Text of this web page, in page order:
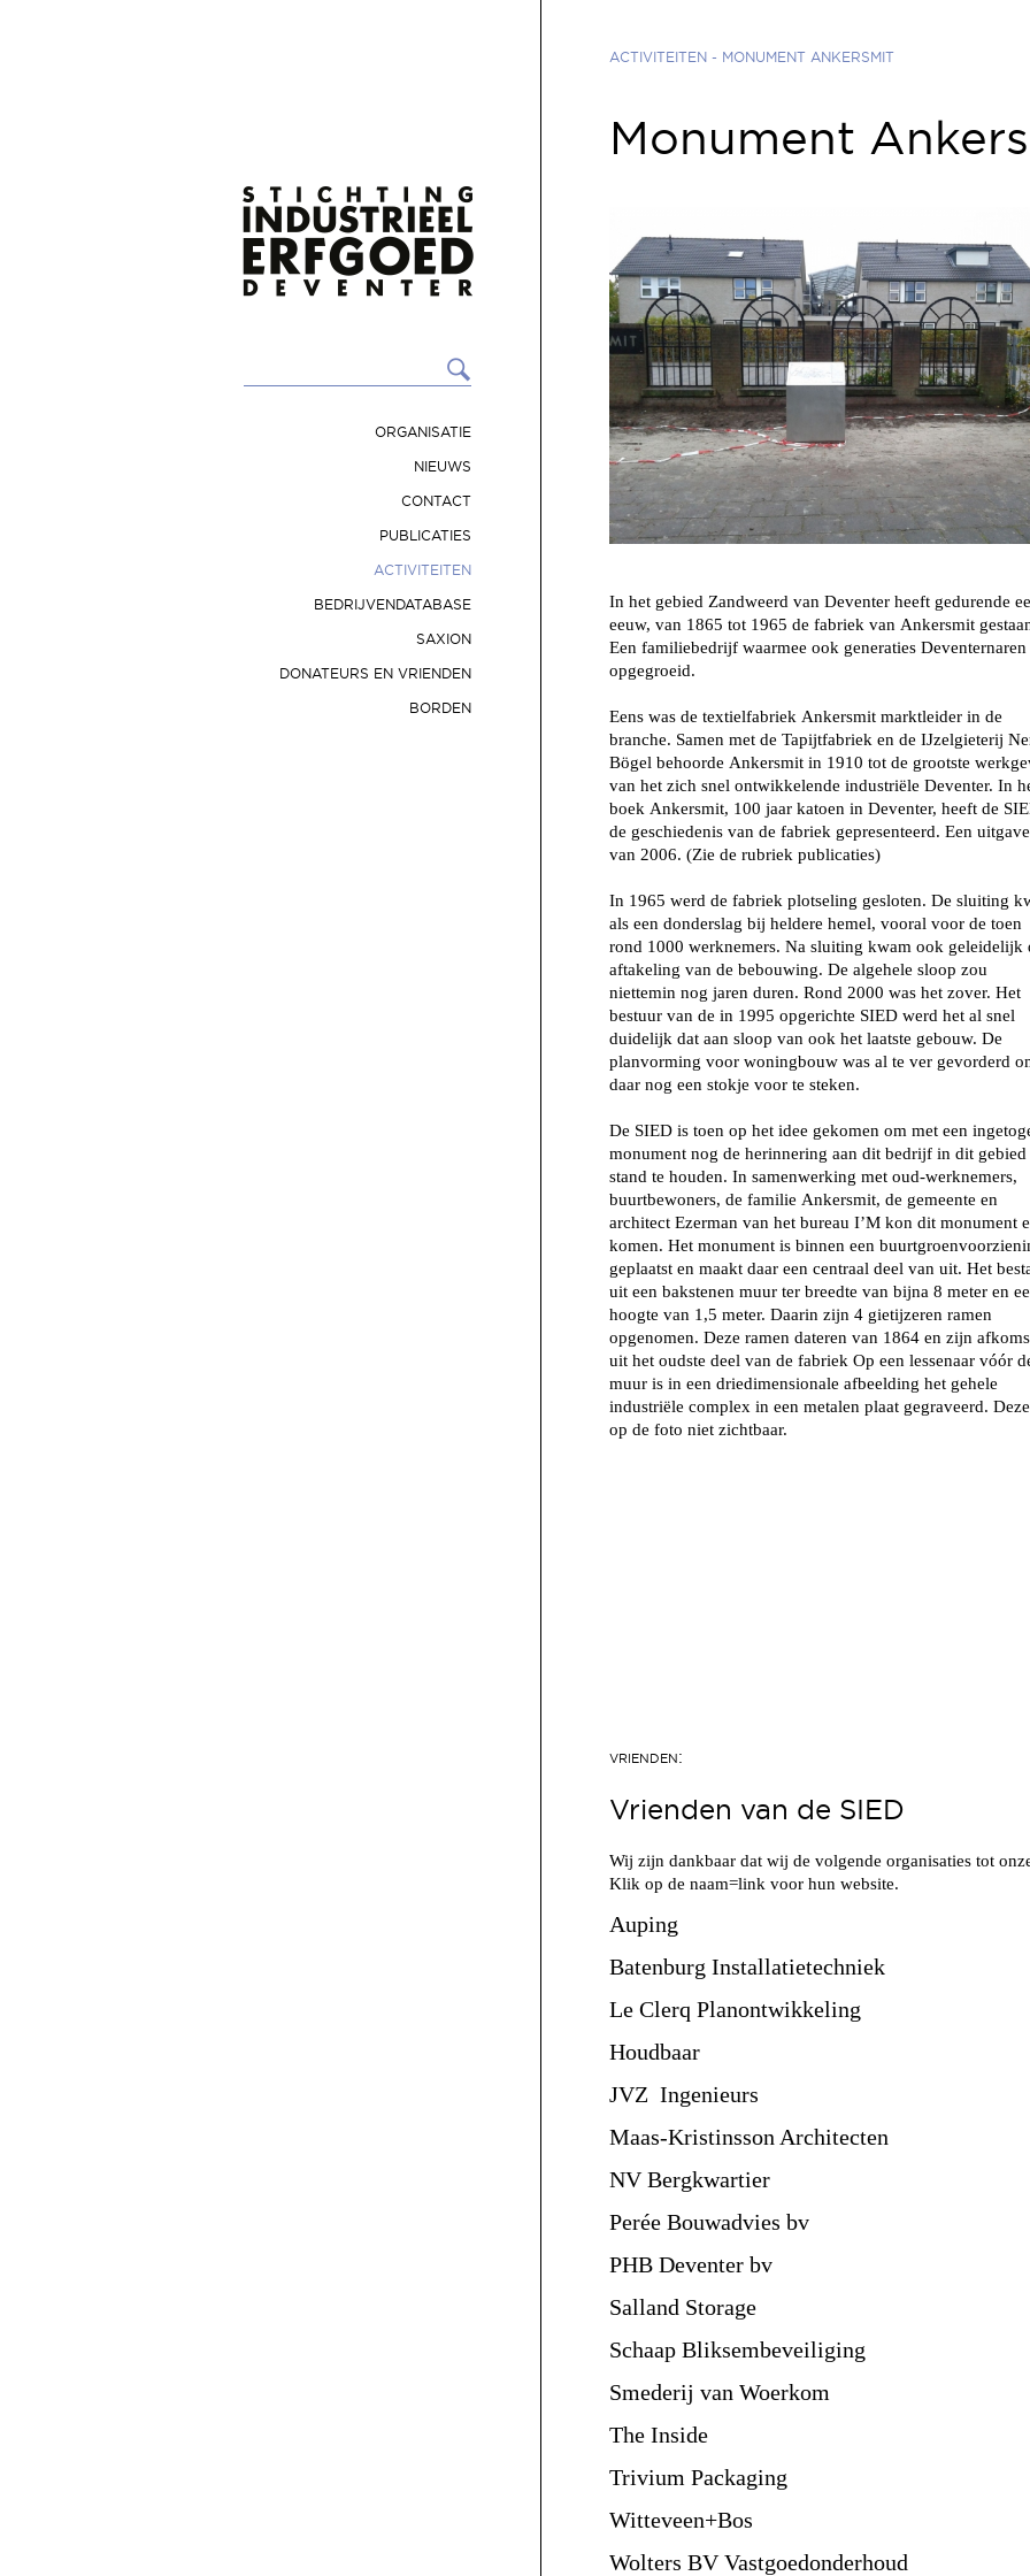
ORGANISATIE
NIEUWS
CONTACT
PUBLICATIES
ACTIVITEITEN
BEDRIJVENDATABASE
SAXION
DONATEURS EN VRIENDEN
BORDEN
ACTIVITEITEN - MONUMENT ANKERSMIT
Monument
In het gebied Zandweerd van Deventer heeft gedurende
eeuw, van 1865 tot 1965 de fabriek van Ankersmit
Een familiebedrijf waarmee ook generaties
opgegroeid.
Eens was de textielfabriek Ankersmit marktleider in de
branche. Samen met de Tapijtfabriek en de IJzelgieterij
Bögel behoorde Ankersmit in 1910 tot de grootste
van het zich snel ontwikkelende industriële Deventer. In
boek Ankersmit, 100 jaar katoen in Deventer, heeft de
de geschiedenis van de fabriek gepresenteerd. Een uitgave
van 2006. (Zie de rubriek publicaties)
In 1965 werd de fabriek plotseling gesloten. De sluiting
als een donderslag bij heldere hemel, vooral voor de toen
rond 1000 werknemers. Na sluiting kwam ook geleidelijk
aftakeling van de bebouwing. De algehele sloop zou
niettemin nog jaren duren. Rond 2000 was het zover. Het
bestuur van de in 1995 opgerichte SIED werd het al snel
duidelijk dat aan sloop van ook het laatste gebouw. De
planvorming voor woningbouw was al te ver gevorderd
daar nog een stokje voor te steken.
De SIED is toen op het idee gekomen om met een
monument nog de herinnering aan dit bedrijf in dit gebied
stand te houden. In samenwerking met oud-werknemers,
buurtbewoners, de familie Ankersmit, de gemeente en
architect Ezerman van het bureau I’M kon dit monument
komen. Het monument is binnen een
geplaatst en maakt daar een centraal deel van uit. Het
uit een bakstenen muur ter breedte van bijna 8 meter en
hoogte van 1,5 meter. Daarin zijn 4 gietijzeren ramen
opgenomen. Deze ramen dateren van 1864 en zijn
uit het oudste deel van de fabriek Op een lessenaar vóór
muur is in een driedimensionale afbeelding het gehele
industriële complex in een metalen plaat gegraveerd.
op de foto niet zichtbaar.
Vrienden van de SIED
Wij zijn dankbaar dat wij de volgende organisaties tot
Klik op de naam=link voor hun website.
Auping
Batenburg Installatietechniek
Le Clerq Planontwikkeling
Houdbaar
JVZ Ingenieurs
Maas-Kristinsson Architecten
NV Bergkwartier
Perée Bouwadvies bv
PHB Deventer bv
Salland Storage
Schaap Bliksembeveiliging
Smederij van Woerkom
The Inside
Trivium Packaging
Witteveen+Bos
Wolters BV Vastgoedonderhoud